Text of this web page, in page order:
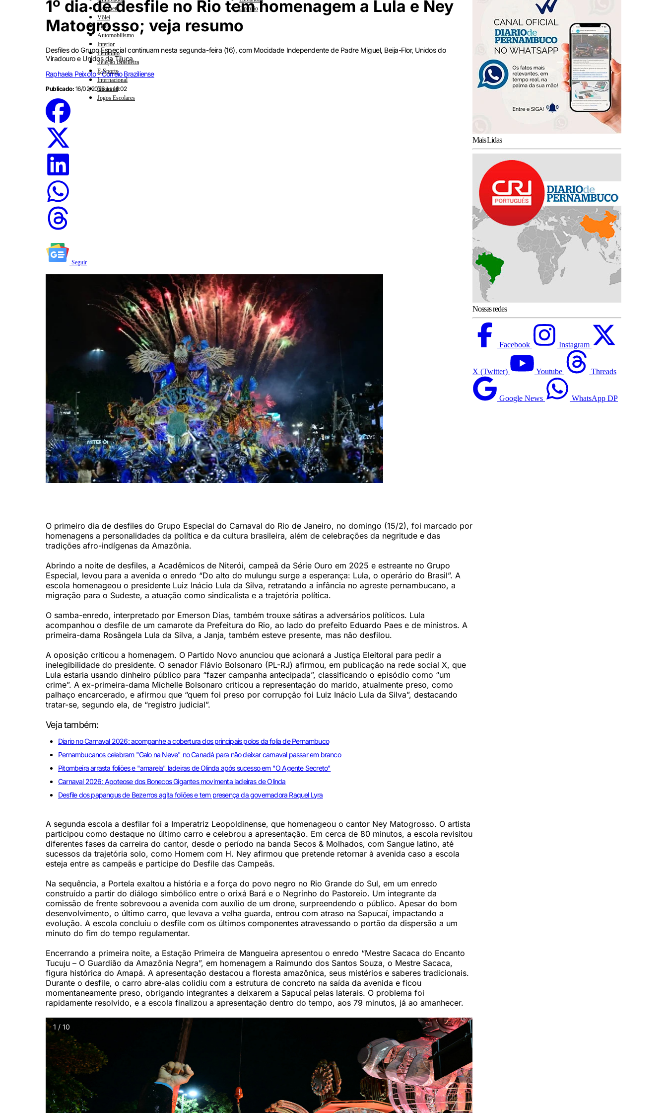
Basquete
Vôlei
Tênis
Automobilismo
Interior
Feminino
Seleção Brasileira
E-Sports
Internacional
Nacional
Jogos Escolares
Opinião
1º dia de desfile no Rio tem homenagem a Lula e Ney
Matogrosso; veja resumo
Desfiles do Grupo Especial continuam nesta segunda-feira (16), com Mocidade Independente de Padre Miguel, Beija-Flor, Unidos do
Viradouro e Unidos da Tijuca
Raphaela Peixoto - Correio Braziliense
Publicado: 16/02/2026 às 16:02
Seguir
O primeiro dia de desfiles do Grupo Especial do Carnaval do Rio de Janeiro, no domingo (15/2), foi marcado por
homenagens a personalidades da política e da cultura brasileira, além de celebrações da negritude e das
tradições afro-indígenas da Amazônia.
Abrindo a noite de desfiles, a Acadêmicos de Niterói, campeã da Série Ouro em 2025 e estreante no Grupo
Especial, levou para a avenida o enredo “Do alto do mulungu surge a esperança: Lula, o operário do Brasil”. A
escola homenageou o presidente Luiz Inácio Lula da Silva, retratando a infância no agreste pernambucano, a
migração para o Sudeste, a atuação como sindicalista e a trajetória política.
O samba-enredo, interpretado por Emerson Dias, também trouxe sátiras a adversários políticos. Lula
acompanhou o desfile de um camarote da Prefeitura do Rio, ao lado do prefeito Eduardo Paes e de ministros. A
primeira-dama Rosângela Lula da Silva, a Janja, também esteve presente, mas não desfilou.
A oposição criticou a homenagem. O Partido Novo anunciou que acionará a Justiça Eleitoral para pedir a
inelegibilidade do presidente. O senador Flávio Bolsonaro (PL-RJ) afirmou, em publicação na rede social X, que
Lula estaria usando dinheiro público para “fazer campanha antecipada”, classificando o episódio como “um
crime”. A ex-primeira-dama Michelle Bolsonaro criticou a representação do marido, atualmente preso, como
palhaço encarcerado, e afirmou que “quem foi preso por corrupção foi Luiz Inácio Lula da Silva”, destacando
tratar-se, segundo ela, de “registro judicial”.
Veja também:
Diario no Carnaval 2026: acompanhe a cobertura dos principais polos da folia de Pernambuco
Pernambucanos celebram "Galo na Neve" no Canadá para não deixar carnaval passar em branco
Pitombeira arrasta foliões e "amarela" ladeiras de Olinda após sucesso em "O Agente Secreto"
Carnaval 2026: Apoteose dos Bonecos Gigantes movimenta ladeiras de Olinda
Desfile dos papangus de Bezerros agita foliões e tem presença da governadora Raquel Lyra
A segunda escola a desfilar foi a Imperatriz Leopoldinense, que homenageou o cantor Ney Matogrosso. O artista
participou como destaque no último carro e celebrou a apresentação. Em cerca de 80 minutos, a escola revisitou
diferentes fases da carreira do cantor, desde o período na banda Secos & Molhados, com Sangue latino, até
sucessos da trajetória solo, como Homem com H. Ney afirmou que pretende retornar à avenida caso a escola
esteja entre as campeãs e participe do Desfile das Campeãs.
Na sequência, a Portela exaltou a história e a força do povo negro no Rio Grande do Sul, em um enredo
construído a partir do diálogo simbólico entre o orixá Bará e o Negrinho do Pastoreio. Um integrante da
comissão de frente sobrevoou a avenida com auxílio de um drone, surpreendendo o público. Apesar do bom
desenvolvimento, o último carro, que levava a velha guarda, entrou com atraso na Sapucaí, impactando a
evolução. A escola concluiu o desfile com os últimos componentes atravessando o portão da dispersão a um
minuto do fim do tempo regulamentar.
Encerrando a primeira noite, a Estação Primeira de Mangueira apresentou o enredo “Mestre Sacaca do Encanto
Tucuju – O Guardião da Amazônia Negra”, em homenagem a Raimundo dos Santos Souza, o Mestre Sacaca,
figura histórica do Amapá. A apresentação destacou a floresta amazônica, seus mistérios e saberes tradicionais.
Durante o desfile, o carro abre-alas colidiu com a estrutura de concreto na saída da avenida e ficou
momentaneamente preso, obrigando integrantes a deixarem a Sapucaí pelas laterais. O problema foi
rapidamente resolvido, e a escola finalizou a apresentação dentro do tempo, aos 79 minutos, já ao amanhecer.
1 / 10
Mais Lidas
Nossas redes
Facebook Instagram
X (Twitter) Youtube Threads
Google News WhatsApp DP